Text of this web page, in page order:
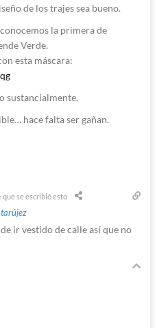
de los trajes sea bueno.
la primera de
Verde.
esta máscara:
sustancialmente.
hace falta ser gañan.
que se escribió esto
ir vestido de calle así que no